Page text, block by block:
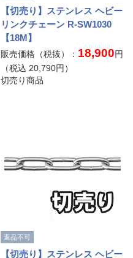
【切売り】ステンレス ヘビー
リンクチェーン R-SW1030
【18M】
販売価格（税抜）： 18,900円
（税込20,790円）
切売り商品
返品不可
【切売り】ステンレス ヘビー